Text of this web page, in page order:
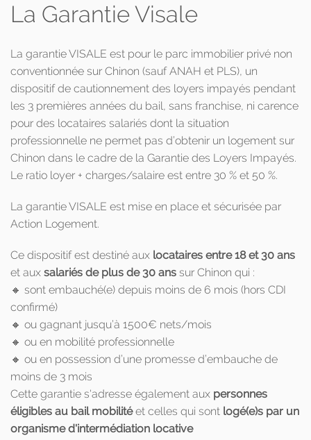
La Garantie Visale
La garantie VISALE est pour le parc immobilier privé non
conventionnée sur Chinon (sauf ANAH et PLS), un
dispositif de cautionnement des loyers impayés pendant
les 3 premières années du bail, sans franchise, ni carence
pour des locataires salariés dont la situation
professionnelle ne permet pas d’obtenir un logement sur
Chinon dans le cadre de la Garantie des Loyers Impayés.
Le ratio loyer + charges/salaire est entre 30 % et 50 %.
La garantie VISALE est mise en place et sécurisée par
Action Logement.
Ce dispositif est destiné aux locataires entre 18 et 30 ans
et aux salariés de plus de 30 ans sur Chinon qui :
🔸 sont embauché(e) depuis moins de 6 mois (hors CDI
confirmé)
🔸 ou gagnant jusqu’à 1500€ nets/mois
🔸 ou en mobilité professionnelle
🔸 ou en possession d’une promesse d’embauche de
moins de 3 mois
Cette garantie s'adresse également aux personnes
éligibles au bail mobilitéet celles qui sont logé(e)s par un
organisme d'intermédiation locative